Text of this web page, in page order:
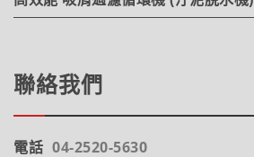
聯絡我們
電話 04-2520-5630